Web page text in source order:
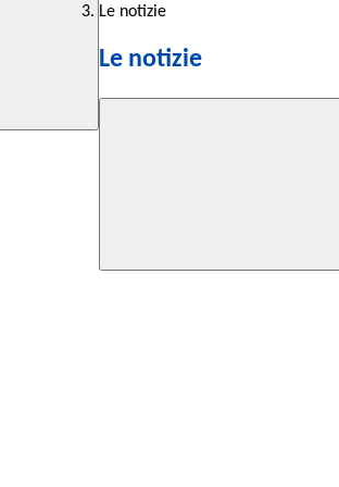
Le notizie
Le notizie